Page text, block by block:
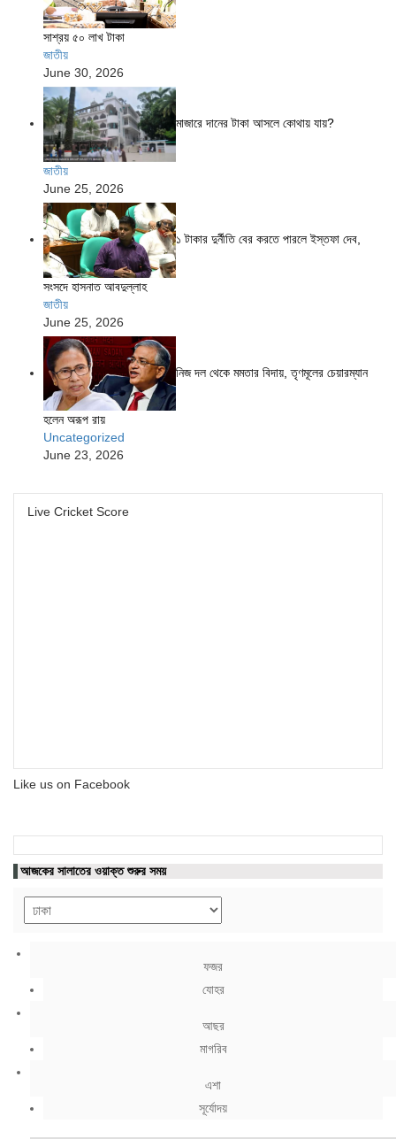
সাশ্রয় ৫০ লাখ টাকা
জাতীয়
June 30, 2026
মাজারে দানের টাকা আসলে কোথায় যায়?
জাতীয়
June 25, 2026
১ টাকার দুর্নীতি বের করতে পারলে ইস্তফা দেব,
সংসদে হাসনাত আবদুল্লাহ
জাতীয়
June 25, 2026
নিজ দল থেকে মমতার বিদায়, তৃণমূলের চেয়ারম্যান
হলেন অরূপ রায়
Uncategorized
June 23, 2026
Live Cricket Score
Like us on Facebook
আজকের সালাতের ওয়াক্ত শুরুর সময়
ফজর
যোহর
আছর
মাগরিব
এশা
সূর্যোদয়